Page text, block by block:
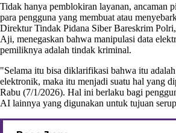
Tidak hanya pemblokiran layanan, ancaman
para pengguna yang membuat atau
Direktur Tindak Pidana Siber Bareskrim
Aji, menegaskan bahwa manipulasi data
pemiliknya adalah tindak kriminal.
"Selama itu bisa diklarifikasi bahwa itu
elektronik, maka itu menjadi suatu hal yang
Rabu (7/1/2026). Hal ini berlaku bagi
AI lainnya yang digunakan untuk tujuan